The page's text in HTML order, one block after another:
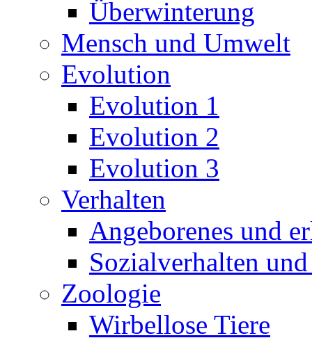
Überwinterung
Mensch und Umwelt
Evolution
Evolution 1
Evolution 2
Evolution 3
Verhalten
Angeborenes und
Sozialverhalten
Zoologie
Wirbellose Tiere